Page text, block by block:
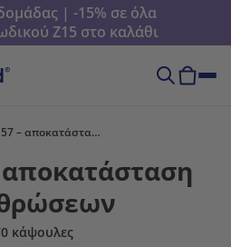
| -15% σε όλα
Z15 στο καλάθι
3x BPC-157 – αποκατάσταση μυών και αρθρώσεων
αποκατάσταση
κάψουλες